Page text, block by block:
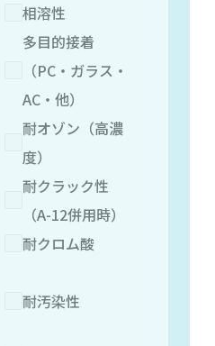
相溶性
多目的接着
（PC・ガラス・
AC・他）
耐オゾン（高濃
度）
耐クラック性
（A-12併用時）
耐クロム酸
耐汚染性